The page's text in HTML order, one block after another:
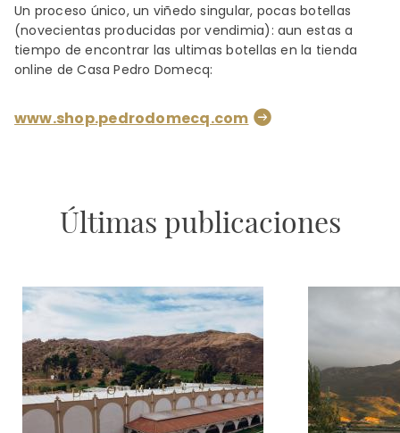
Un proceso único, un viñedo singular, pocas botellas
(novecientas producidas por vendimia): aun estas a
tiempo de encontrar las ultimas botellas en la tienda
online de Casa Pedro Domecq:
www.shop.pedrodomecq.com
Últimas publicaciones